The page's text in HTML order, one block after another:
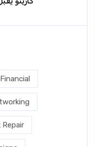
Financial
Repair